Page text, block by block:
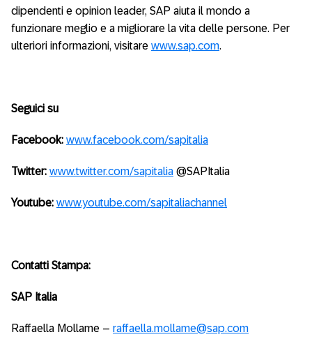
dipendenti e opinion leader, SAP aiuta il mondo a
funzionare meglio e a migliorare la vita delle persone. Per
ulteriori informazioni, visitare www.sap.com.
Seguici su
Facebook: www.facebook.com/sapitalia
Twitter: www.twitter.com/sapitalia @SAPItalia
Youtube: www.youtube.com/sapitaliachannel
Contatti Stampa:
SAP Italia
Raffaella Mollame – raffaella.mollame@sap.com